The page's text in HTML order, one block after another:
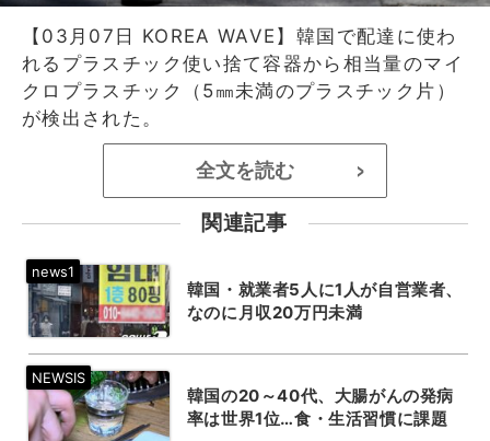
【03月07日 KOREA WAVE】韓国で配達に使わ
れるプラスチック使い捨て容器から相当量のマイ
クロプラスチック（5㎜未満のプラスチック片）
が検出された。
全文を読む >
関連記事
韓国・就業者5人に1人が自営業者、
なのに月収20万円未満
韓国の20～40代、大腸がんの発病
率は世界1位…食・生活習慣に課題